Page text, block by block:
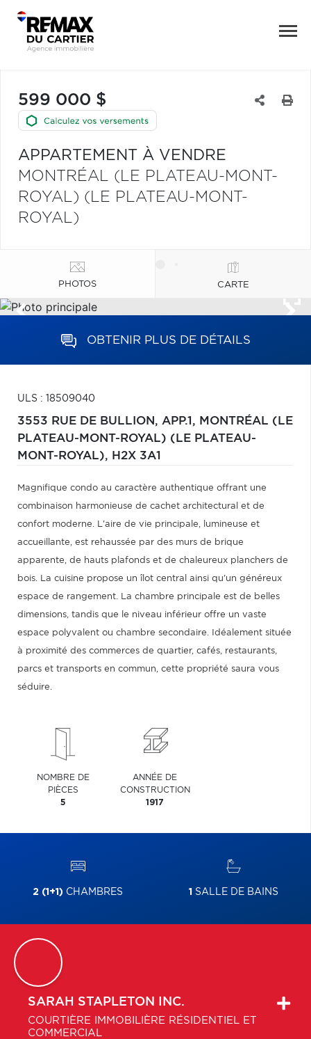
599 000 $
APPARTEMENT À VENDRE
MONTRÉAL (LE PLATEAU-MONT-
ROYAL) (LE PLATEAU-MONT-
ROYAL)
PHOTOS CARTE
OBTENIR PLUS DE DÉTAILS
ULS : 18509040
3553 RUE DE BULLION, APP.1, MONTRÉAL (LE
PLATEAU-MONT-ROYAL) (LE PLATEAU-
MONT-ROYAL), H2X 3A1
Magnifique condo au caractère authentique offrant une
combinaison harmonieuse de cachet architectural et de
confort moderne. L'aire de vie principale, lumineuse et
accueillante, est rehaussée par des murs de brique
apparente, de hauts plafonds et de chaleureux planchers de
bois. La cuisine propose un îlot central ainsi qu'un généreux
espace de rangement. La chambre principale est de belles
dimensions, tandis que le niveau inférieur offre un vaste
espace polyvalent ou chambre secondaire. Idéalement située
à proximité des commerces de quartier, cafés, restaurants,
parcs et transports en commun, cette propriété saura vous
séduire.
NOMBRE DE
PIÈCES
5
ANNÉE DE
CONSTRUCTION
1917
2 (1+1) CHAMBRES 1 SALLE DE BAINS
SARAH STAPLETON INC.
COURTIÈRE IMMOBILIÈRE RÉSIDENTIEL ET
COMMERCIAL